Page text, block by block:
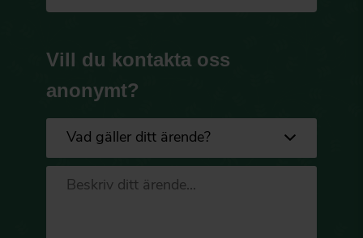
Vill du kontakta oss
anonymt?